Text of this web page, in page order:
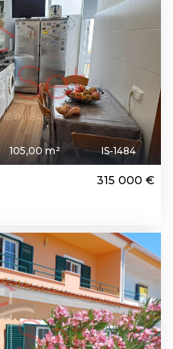
105,00 m² IS-1484
315 000 €